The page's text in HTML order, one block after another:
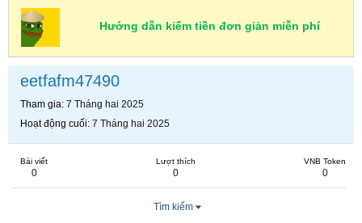
Hướng dẫn kiếm tiền đơn giản miễn phí
eetfafm47490
Tham gia 7 Tháng hai 2025
Hoạt động cuối 7 Tháng hai 2025
Bài viết
0
Lượt thích
0
VNB Token
0
Tìm kiếm